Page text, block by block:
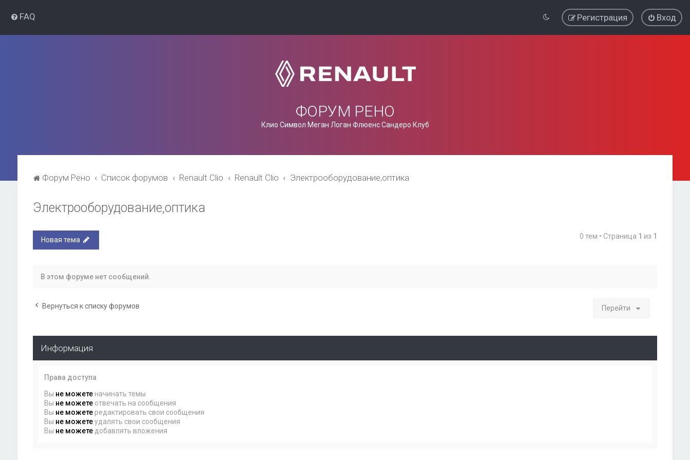
FAQ Вход
Регистрация
ФОРУМ РЕНО
Клио Символ Меган Логан Флюенс Сандеро Клуб
Форум Рено Список форумов Renault Clio Renault Clio Электрооборудование,оптика
Электрооборудование,оптика
Новая тема 0 тем • Страница 1 из 1
В этом форуме нет сообщений.
Вернуться к списку форумов Перейти
Информация
Права доступа
Вы не можетеначинать темы
Вы не можетеотвечать на сообщения
Вы не можетередактировать свои сообщения
Вы не можетеудалять свои сообщения
Вы не можетедобавлять вложения